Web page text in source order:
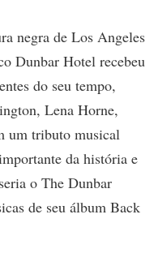
negra de Los Angeles
Dunbar Hotel recebeu
do seu tempo,
Lena Horne,
um tributo musical
da história e
o The Dunbar
de seu álbum Back